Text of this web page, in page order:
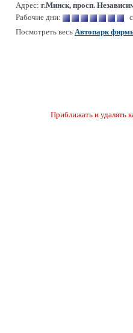
Адрес: г.Минск, просп.
Рабочие дни:
Посмотреть весь Автопарк
Приближать и удалять